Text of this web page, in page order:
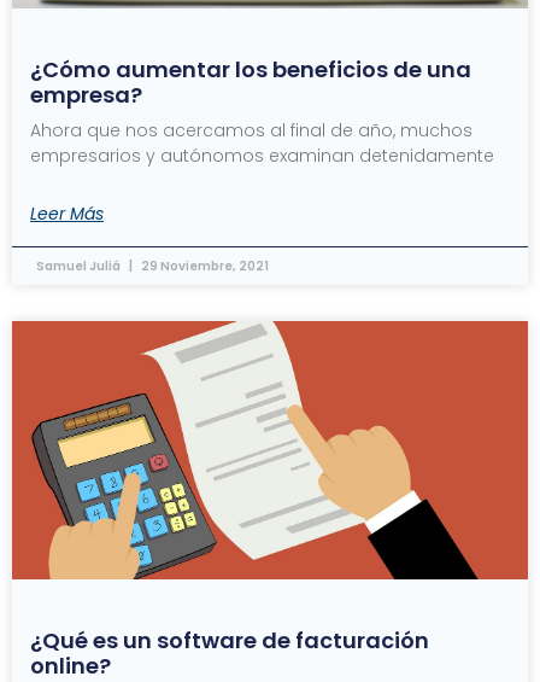
¿Cómo aumentar los beneficios de una
empresa?
Ahora que nos acercamos al final de año, muchos
empresarios y autónomos examinan detenidamente
Leer Más
Samuel Juliá 29 Noviembre, 2021
¿Qué es un software de facturación
online?